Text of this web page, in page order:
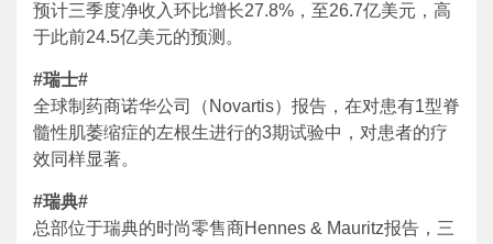
预计三季度净收入环比增长27.8%，至26.7亿美元，高
于此前24.5亿美元的预测。
#瑞士#
全球制药商诺华公司（Novartis）报告，在对患有1型脊
髓性肌萎缩症的左根生进行的3期试验中，对患者的疗
效同样显著。
#瑞典#
总部位于瑞典的时尚零售商Hennes & Mauritz报告，三